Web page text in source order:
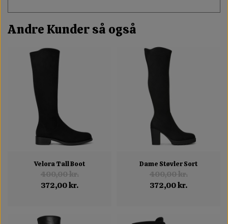
Andre Kunder så også
Velora Tall Boot
400,00 kr.
372,00 kr.
Dame Støvler Sort
400,00 kr.
372,00 kr.